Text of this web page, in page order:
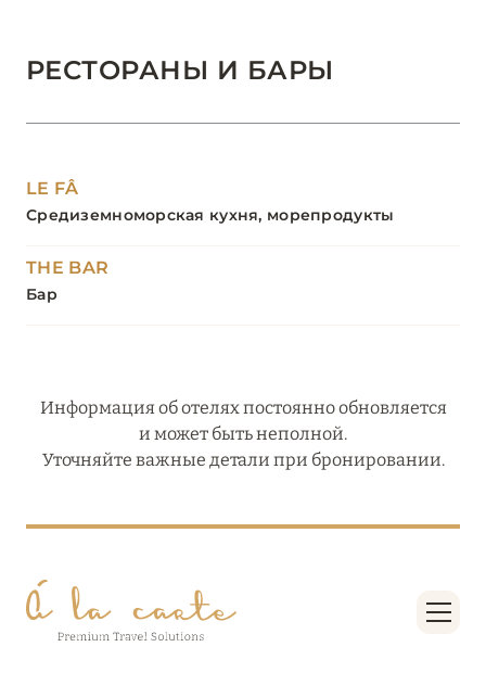
РЕСТОРАНЫ И БАРЫ
LE FÂ
Средиземноморская кухня, морепродукты
THE BAR
Бар
Информация об отелях постоянно обновляется
и может быть неполной.
Уточняйте важные детали при бронировании.